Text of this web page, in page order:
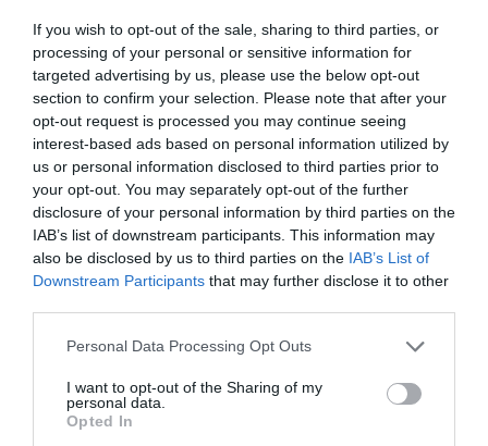
If you wish to opt-out of the sale, sharing to third parties, or
processing of your personal or sensitive information for
targeted advertising by us, please use the below opt-out
section to confirm your selection. Please note that after your
opt-out request is processed you may continue seeing
interest-based ads based on personal information utilized by
us or personal information disclosed to third parties prior to
your opt-out. You may separately opt-out of the further
disclosure of your personal information by third parties on the
IAB’s list of downstream participants. This information may
also be disclosed by us to third parties on the IAB’s List of
Downstream Participants that may further disclose it to other
Personal Data Processing Opt Outs
I want to opt-out of the Sharing of my
personal data.
Opted In
LIBERALA LEDARE
4 augLIBERAL
Norrtälje visar vägen: Fler elever
klarar grundskolan
Robert Beronius
29 julLIBERAL
Dags att ge Rimbo mer makt?
Robert Beronius
Kultur/Nöje
Punkfestivalen Byskvaller växer –